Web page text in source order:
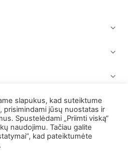
MUS
slapukus, kad suteiktume
prisimindami jūsų nuostatas ir
Spustelėdami „Priimti viską“
naudojimu. Tačiau galite
kad pateiktumėte